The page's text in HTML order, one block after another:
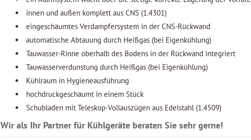
innen und außen komplett aus CNS (1.4301)
eingeschäumtes Verdampfersystem in der CNS-Rückwand
automatische Abtauung durch Heißgas (bei Eigenkühlung)
Tauwasser-Rinne oberhalb des Bodens in der Rückwand integriert
Tauwasserverdunstung durch Heißgas (bei Eigenkühlung)
Kühlraum in Hygieneausführung
hochdruckgeschäumt in einem Stück
Schubladen mit Teleskop-Vollauszügen aus Edelstahl (1.4509)
Wir als Ihr Partner für Kühlgeräte beraten Sie sehr gerne!